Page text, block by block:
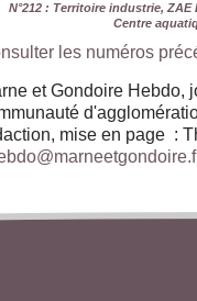
N°212 : Territoire industrie, ZAE
Centre
les numéros
et Gondoire Hebdo,
mise en page :